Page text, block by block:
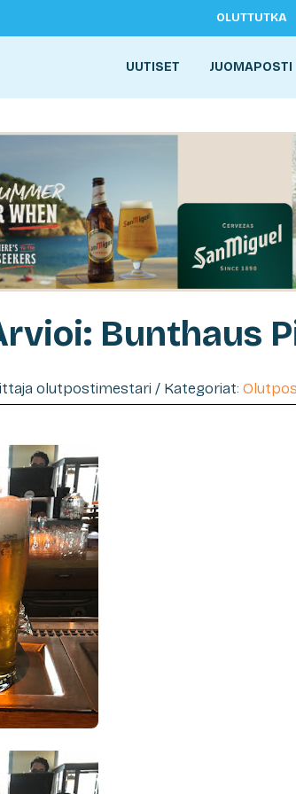
OLUTTUTKA
UUTISET JUOMAPOSTI
Bunthaus
olutpostimestari / Kategoriat: